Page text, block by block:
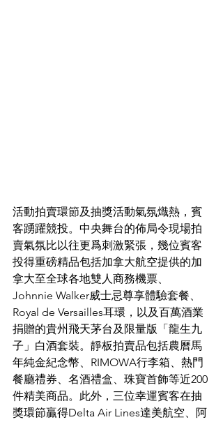
活動拍賣環節及抽獎活動氣氛熾熱，賓
客踴躍競投。中央舞台的佈局令現場拍
賣氣氛比以往更爲刺激緊張，幾位賓客
投得重磅精品包括加拿大航空提供的加
拿大至全球各地雙人商務機票、
Johnnie Walker威士忌尊享體驗套餐、
Royal de Versailles耳環，以及百萬酒業
捐贈的貴州飛天茅台及限量版「龍生九
子」白酒套裝。靜板拍賣品包括農曆馬
年純金紀念幣、RIMOWA行李箱、熱門
餐廳禮券、名酒禮盒、珠寶首飾等近200
件精美商品。此外，三位幸運賓客在抽
獎環節贏得Delta Air Lines達美航空、阿